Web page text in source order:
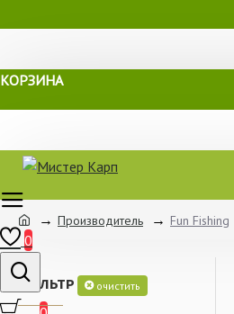
КОРЗИНА
0
Производитель Fun Fishing
ФИЛЬТР очистить